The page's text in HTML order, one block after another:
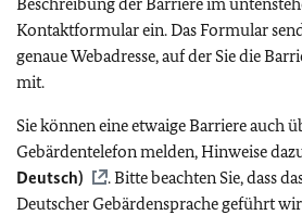
Kontaktformular ein. Das Formular
genaue Webadresse, auf der Sie die
mit.
Sie können eine etwaige Barriere auch
Gebärdentelefon melden, Hinweise
Deutsch)
. Bitte beachten Sie, dass
Deutscher Gebärdensprache geführt